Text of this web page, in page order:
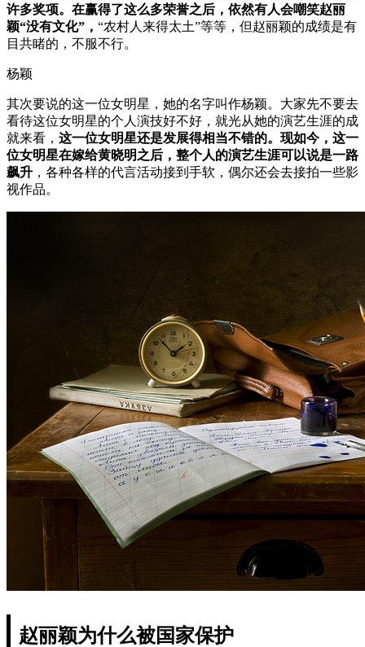
许多奖项。在赢得了这么多荣誉之后，依然有人会嘲笑赵丽
颖“没有文化”， “农村人来得太土”等等，但赵丽颖的成绩是有
目共睹的，不服不行。
杨颖
其次要说的这一位女明星，她的名字叫作杨颖。大家先不要去
看待这位女明星的个人演技好不好，就光从她的演艺生涯的成
就来看， 这一位女明星还是发展得相当不错的。现如今，这一
位女明星在嫁给黄晓明之后，整个人的演艺生涯可以说是一路
飙升 ，各种各样的代言活动接到手软，偶尔还会去接拍一些影
视作品。
赵丽颖为什么被国家保护